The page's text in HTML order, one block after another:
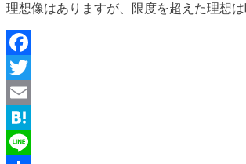
理想像はありますが、限度を超えた理想は
Facebook
Twitter
Email
Hatena